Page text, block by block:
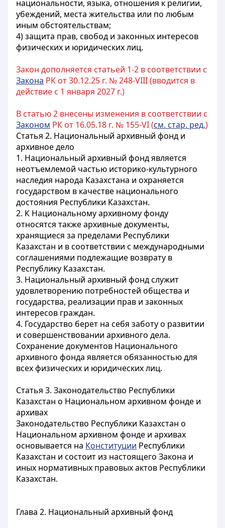
национальности, языка, отношения к религии,
убеждений, места жительства или по любым
иным обстоятельствам;
4) защита прав, свобод и законных интересов
физических и юридических лиц.
Закон дополняется статьей 1-2 в соответствии с
Закона РК от 30.12.25 г. № 248-VIII (вводится в
действие с 1 января 2027 г.)
В статью 2 внесены изменения в соответствии с
Законом РК от 16.05.18 г. № 155-VI (см. стар. ред.)
Статья 2. Национальный архивный фонд и
архивное дело
1. Национальный архивный фонд является
неотъемлемой частью историко-культурного
наследия народа Казахстана и охраняется
государством в качестве национального
достояния Республики Казахстан.
2. К Национальному архивному фонду
относятся также архивные документы,
хранящиеся за пределами Республики
Казахстан и в соответствии с международными
соглашениями подлежащие возврату в
Республику Казахстан.
3. Национальный архивный фонд служит
удовлетворению потребностей общества и
государства, реализации прав и законных
интересов граждан.
4. Государство берет на себя заботу о развитии
и совершенствовании архивного дела.
Сохранение документов Национального
архивного фонда является обязанностью для
всех физических и юридических лиц.
Статья 3. Законодательство Республики
Казахстан о Национальном архивном фонде и
архивах
Законодательство Республики Казахстан о
Национальном архивном фонде и архивах
основывается на Конституции Республики
Казахстан и состоит из настоящего Закона и
иных нормативных правовых актов Республики
Казахстан.
Глава 2. Национальный архивный фонд